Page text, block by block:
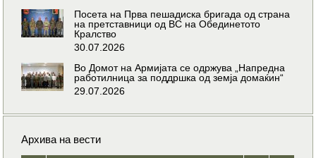
Посета на Прва пешадиска бригада од страна
на претставници од ВС на Обединетото
Кралство
30.07.2026
Во Домот на Армијата се одржува „Напредна
работилница за поддршка од земја домаќин“
29.07.2026
Архива на вести